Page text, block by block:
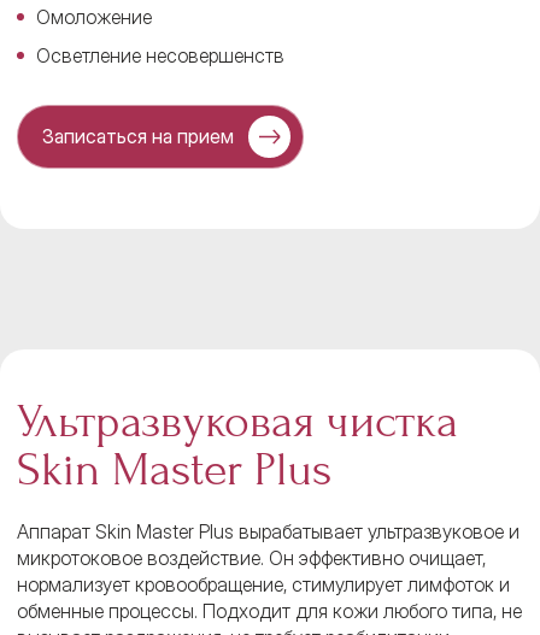
Омоложение
Осветление несовершенств
Записаться на прием
Ультразвуковая чистка
Skin Master Plus
Аппарат Skin Master Plus вырабатывает ультразвуковое и
микротоковое воздействие. Он эффективно очищает,
нормализует кровообращение, стимулирует лимфоток и
обменные процессы. Подходит для кожи любого типа, не